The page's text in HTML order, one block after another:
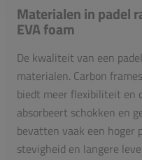
Materialen in padel
EVA foam
De kwaliteit van een
materialen. Carbon
biedt meer flexibiliteit en
absorbeert schokken en
bevatten vaak een hoger
stevigheid en langere